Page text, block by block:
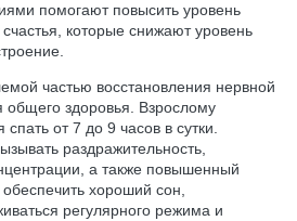
помогают повысить уровень
которые снижают уровень
частью восстановления нервной
здоровья. Взрослому
от 7 до 9 часов в сутки.
раздражительность,
а также повышенный
хороший сон,
регулярного режима и